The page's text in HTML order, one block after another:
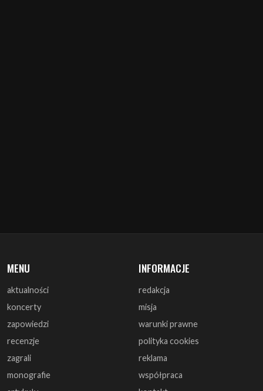
MENU
aktualności
koncerty
zapowiedzi
recenzje
zagrali
monografie
INFORMACJE
redakcja
misja
warunki prawne
polityka cookies
reklama
współpraca